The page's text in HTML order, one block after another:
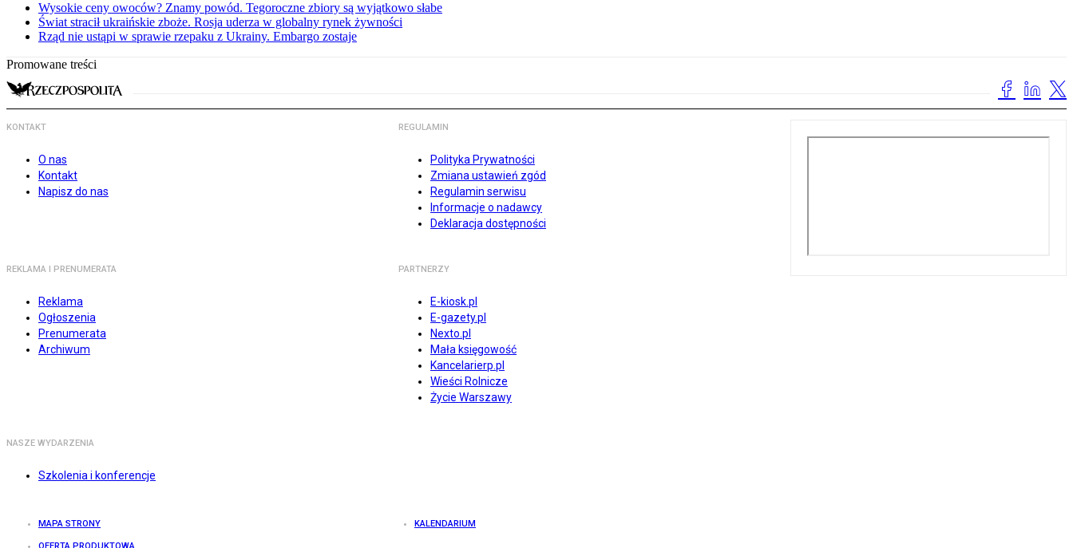
Wysokie ceny owoców? Znamy powód. Tegoroczne zbiory są wyjątkowo słabe
Świat stracił ukraińskie zboże. Rosja uderza w globalny rynek żywności
Rząd nie ustąpi w sprawie rzepaku z Ukrainy. Embargo zostaje
Promowane treści
KONTAKT
O nas
Kontakt
Napisz do nas
REGULAMIN
Polityka Prywatności
Zmiana ustawień zgód
Regulamin serwisu
Informacje o nadawcy
Deklaracja dostępności
REKLAMA I PRENUMERATA
Reklama
Ogłoszenia
Prenumerata
Archiwum
PARTNERZY
E-kiosk.pl
E-gazety.pl
Nexto.pl
Mała księgowość
Kancelarierp.pl
Wieści Rolnicze
Życie Warszawy
NASZE WYDARZENIA
Szkolenia i konferencje
MAPA STRONY KALENDARIUM